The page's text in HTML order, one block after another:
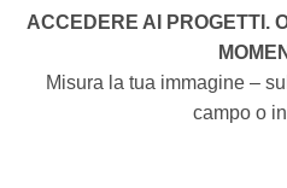
ACCEDERE AI PROGETTI.
Misura la tua immagine –
campo o